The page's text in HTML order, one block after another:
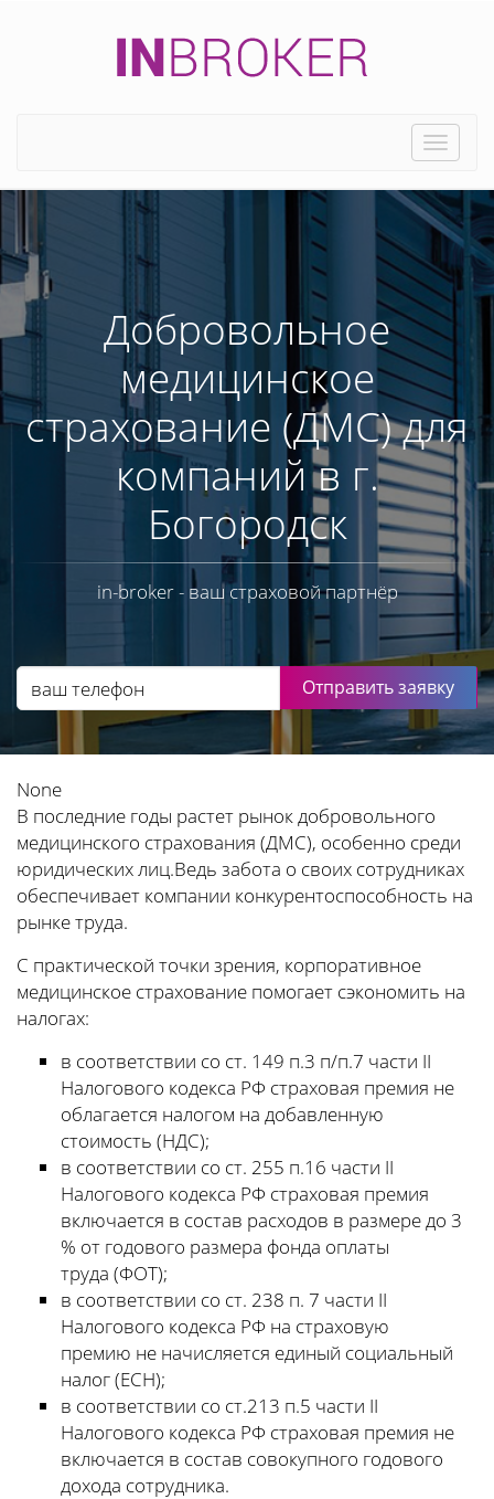
Toggle
Добровольное
медицинское
страхование (ДМС) для
компаний в г.
Богородск
in-broker - ваш страховой партнёр
Отправить заявку
None
В последние годы растет рынок добровольного
медицинского страхования (ДМС), особенно среди
юридических лиц.Ведь забота о своих сотрудниках
обеспечивает компании конкурентоспособность на
рынке труда.
С практической точки зрения, корпоративное
медицинское страхование помогает сэкономить на
налогах:
в соответствии со ст. 149 п.3 п/п.7 части II
Налогового кодекса РФ страховая премия не
облагается налогом на добавленную
стоимость (НДС);
в соответствии со ст. 255 п.16 части II
Налогового кодекса РФ страховая премия
включается в состав расходов в размере до 3
% от годового размера фонда оплаты
труда (ФОТ);
в соответствии со ст. 238 п. 7 части II
Налогового кодекса РФ на страховую
премию не начисляется единый социальный
налог (ЕСН);
в соответствии со ст.213 п.5 части II
Налогового кодекса РФ страховая премия не
включается в состав совокупного годового
дохода сотрудника.